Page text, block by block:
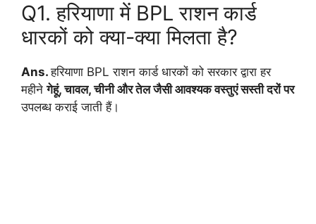
Q1. हरियाणा में BPL राशन कार्ड
धारकों को क्या-क्या मिलता है?
Ans.हरियाणा BPL राशन कार्ड धारकों को सरकार द्वारा हर
महीनेगेहूं, चावल, चीनी और तेल जैसी आवश्यक वस्तुएं सस्ती दरों पर
उपलब्ध कराई जाती हैं।